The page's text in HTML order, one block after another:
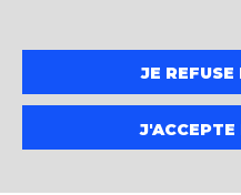
JE
J'ACCEPTE
LA RAPIDITÉ